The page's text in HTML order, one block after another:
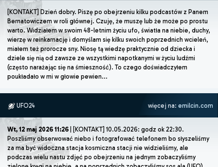
[KONTAKT] Dzień dobry. Piszę po obejrzeniu kilku podcastów z Panem
Bernatowiczem w roli głównej. Czuję, że muszę lub że może po prostu
warto. Widziałem w swoim 48-letnim życiu ufo, światła na niebie, duchy,
wierzę w reinkarnację i domyślam się kilku swoich poprzednich wcieleń,
miałem też prorocze sny. Niosę tą wiedzę praktycznie od dziecka i
dziele się nią od zawsze ze wszystkimi napotkanymi w życiu ludźmi
(często narażając się na śmieszność). To czego doświadczyłem
poukładało w mi w głowie pewien...
UFO24 więcej na: emilcin.com
Wt, 12 maj 2026 11:26 | [KONTAKT] 10.05.2026: godz ok 22:30.
Poszliśmy obserwować niebo i fotografować telefonem bo słyszeliśmy
za ma być widoczna stacja kosmiczna stacji nie widzieliśmy, ale
podczas wielu nastu zdjęć po obejrzeniu na jednym zobaczyliśmy